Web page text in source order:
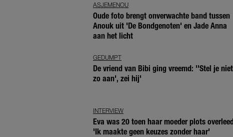
ASJEMENOU
Oude foto brengt onverwachte band tussen
Anouk uit 'De Bondgenoten' en Jade Anna
aan het licht
GEDUMPT
De vriend van Bibi ging vreemd: ''Stel je niet
zo aan', zei hij'
INTERVIEW
Eva was 20 toen haar moeder plots
'Ik maakte geen keuzes zonder haar'